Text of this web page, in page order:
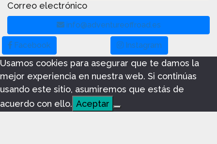
Correo electrónico
info@adventureoffroad.es
Facebook Instagram
Usamos cookies para asegurar que te damos la
mejor experiencia en nuestra web. Si continúas
usando este sitio, asumiremos que estás de
acuerdo con ello. Aceptar